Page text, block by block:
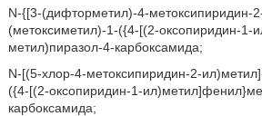
N-{[3-(дифторметил)-4-метоксипиридин-
(метоксиметил)-1-({4-[(2-оксопиридин-1-
метил)пиразол-4-карбоксамида;
N-[(5-хлор-4-метоксипиридин-2-
({4-[(2-оксопиридин-1-
карбоксамида;